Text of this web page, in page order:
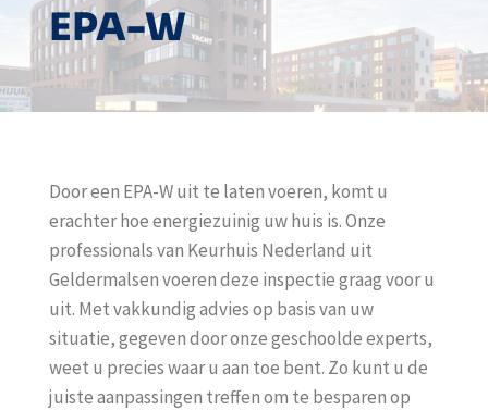
EPA-W
Door een EPA-W uit te laten voeren, komt u
erachter hoe energiezuinig uw huis is. Onze
professionals van Keurhuis Nederland uit
Geldermalsen voeren deze inspectie graag voor u
uit. Met vakkundig advies op basis van uw
situatie, gegeven door onze geschoolde experts,
weet u precies waar u aan toe bent. Zo kunt u de
juiste aanpassingen treffen om te besparen op